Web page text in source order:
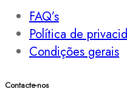
FAQ’s
Política de
Condições gerais
Contacte-nos